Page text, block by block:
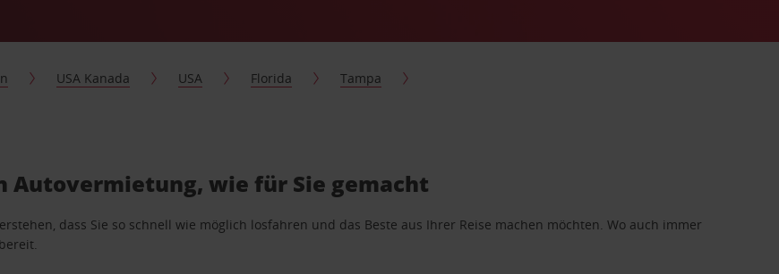
USA Kanada USA Florida
Tampa
Autovermietung, wie für Sie gemacht
dass Sie so schnell wie möglich losfahren und das Beste aus Ihrer Reise machen möchten. Wo auch immer